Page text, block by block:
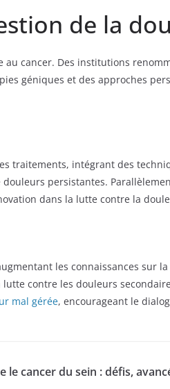
de la
cancer. Des institutions
géniques et des approches
traitements, intégrant des
persistantes.
dans la lutte contre la
les connaissances sur
contre les douleurs
mal gérée, encourageant le
le cancer du sein : défis,